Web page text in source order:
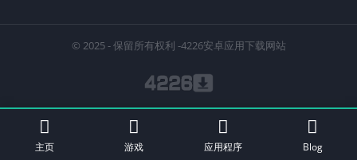
© 2025 - 保留所有权利 -4226安卓应用下载网站
主页 游戏 应用程序 Blog